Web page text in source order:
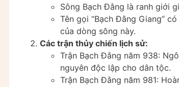
Sông Bạch Đằng là ranh giới
Tên gọi “Bạch Đằng Giang”
của dòng sông này.
Các trận thủy chiến lịch sử:
Trận Bạch Đằng năm 938:
nguyên độc lập cho dân tộc.
Trận Bạch Đằng năm 981: